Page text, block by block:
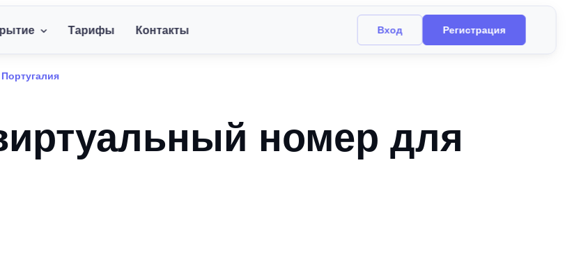
Тарифы Контакты Вход Регистрация
Португалия
номер для